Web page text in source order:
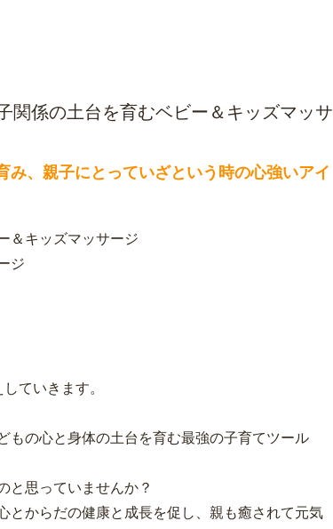
関係の土台を育むベビー＆キッズマッサ
み、親子にとっていざという時の心強いアイ
＆キッズマッサージ
ジ
ていきます。
もの心と身体の土台を育む最強の子育てツール
と思っていませんか？
とからだの健康と成長を促し、親も癒されて元気